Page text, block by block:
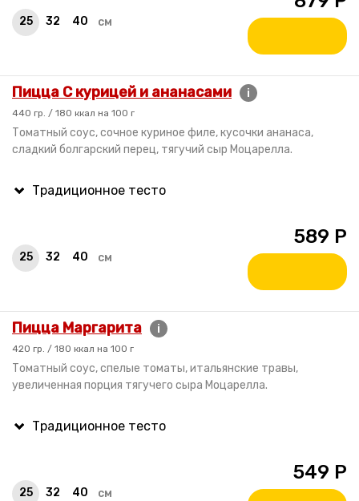
25 32 40 см
Пицца С курицей и ананасами i
440 гр. / 180 ккал на 100 г
Томатный соус, сочное куриное филе, кусочки ананаса,
сладкий болгарский перец, тягучий сыр Моцарелла.
25 32 40 см
589 Р
Пицца Маргарита i
420 гр. / 180 ккал на 100 г
Томатный соус, спелые томаты, итальянские травы,
увеличенная порция тягучего сыра Моцарелла.
25 32 40 см
549 Р